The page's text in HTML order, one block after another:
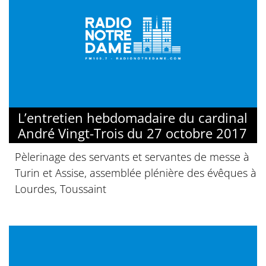
L’entretien hebdomadaire du cardinal
André Vingt-Trois du 27 octobre 2017
Pèlerinage des servants et servantes de messe à
Turin et Assise, assemblée plénière des évêques à
Lourdes, Toussaint